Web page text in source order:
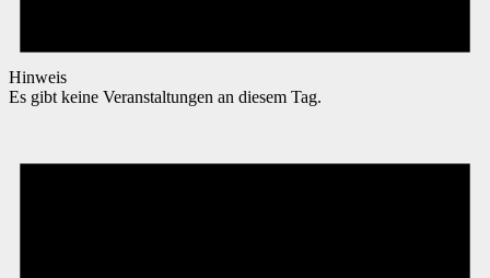
Hinweis
Es gibt keine Veranstaltungen an diesem Tag.